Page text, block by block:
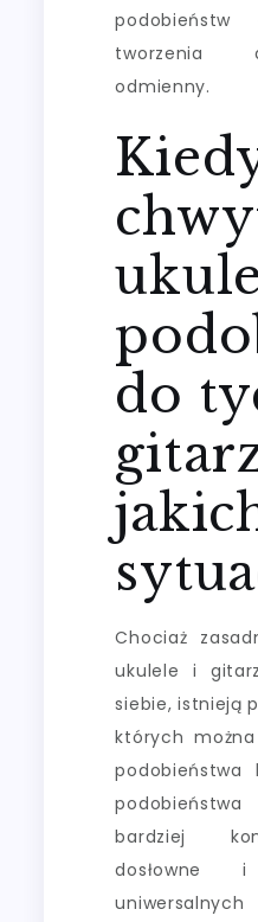
podobieństw
tworzenia
odmienny.
do
Chociaż
ukulele i
siebie, istnieją
których
podobieństwa
bardziej